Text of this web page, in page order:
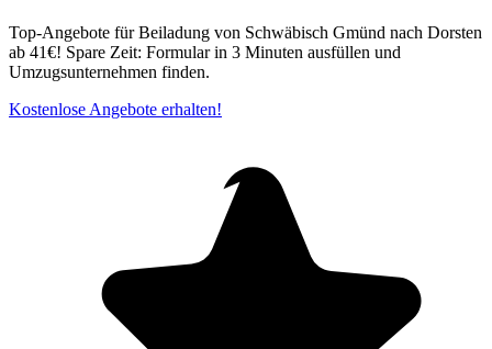
Top-Angebote für Beiladung von Schwäbisch Gmünd nach Dorsten
ab 41€! Spare Zeit: Formular in 3 Minuten ausfüllen und
Umzugsunternehmen finden.
Kostenlose Angebote erhalten!